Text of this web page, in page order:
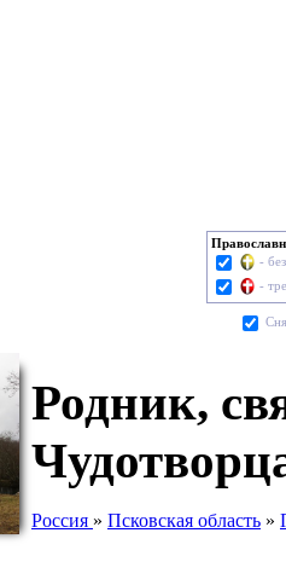
-
-
Родник,
Россия » Псковская область »